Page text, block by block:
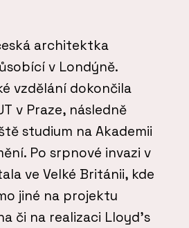
architektka
v Londýně.
vzdělání dokončila
v Praze, následně
studium na Akademii
Po srpnové invazi v
ve Velké Británii, kde
jiné na projektu
či na realizaci Lloyd’s